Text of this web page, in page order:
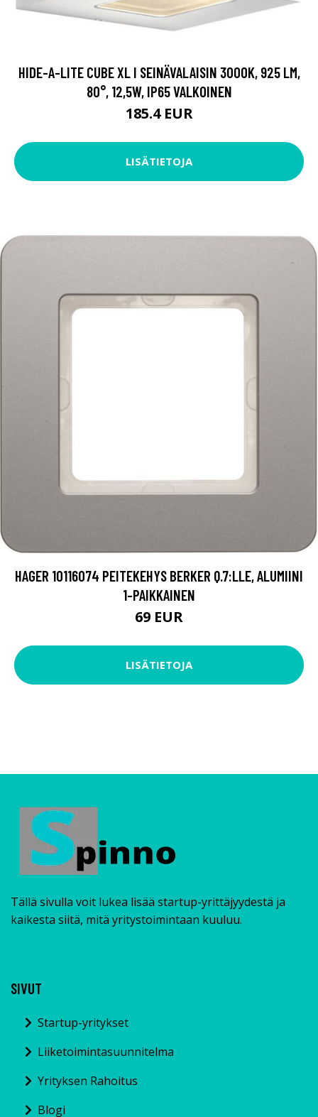
HIDE-A-LITE CUBE XL I SEINÄVALAISIN 3000K, 925 LM,
80°, 12,5W, IP65 VALKOINEN
185.4 EUR
LISÄTIETOJA
HAGER 10116074 PEITEKEHYS BERKER Q.7:LLE, ALUMIINI
1-PAIKKAINEN
69 EUR
LISÄTIETOJA
Tällä sivulla voit lukea lisää startup-yrittäjyydestä ja
kaikesta siitä, mitä yritystoimintaan kuuluu.
SIVUT
Startup-yritykset
Liiketoimintasuunnitelma
Yrityksen Rahoitus
Blogi